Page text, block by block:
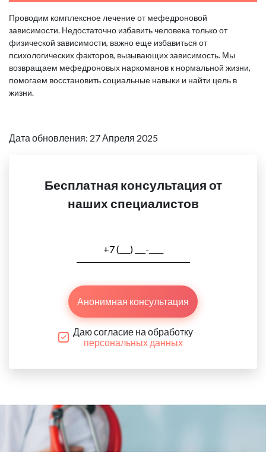
Проводим комплексное лечение от мефедроновой
зависимости. Недостаточно избавить человека только от
физической зависимости, важно еще избавиться от
психологических факторов, вызывающих зависимость. Мы
возвращаем мефедроновых наркоманов к нормальной жизни,
помогаем восстановить социальные навыки и найти цель в
жизни.
Дата обновления: 27 Апреля 2025
Бесплатная консультация от
наших специалистов
Анонимная консультация
Даю согласие на обработку
персональных данных